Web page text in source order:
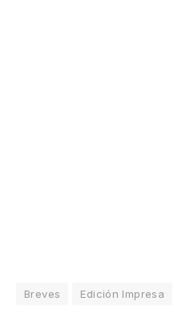
Breves Edición Impresa